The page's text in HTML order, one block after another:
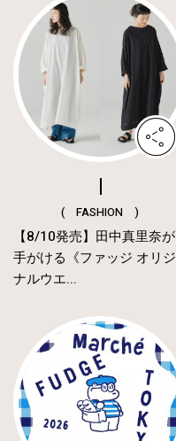
( FASHION )
【8/10発売】田中真里奈が
手がける《ファッジ オリジ
ナルウエ...